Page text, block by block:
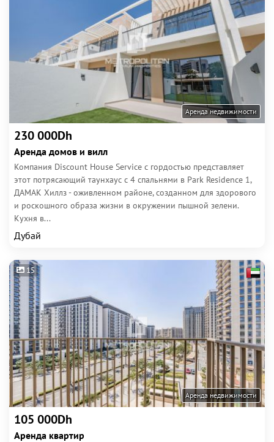
Аренда недвижимости
230 000Dh
Аренда домов и вилл
Компания Discount House Service с гордостью представляет
этот потрясающий таунхаус с 4 спальнями в Park Residence 1,
ДАМАК Хиллз - оживленном районе, созданном для здорового
и роскошного образа жизни в окружении пышной зелени.
Кухня в...
Дубай
15
Аренда недвижимости
105 000Dh
Аренда квартир